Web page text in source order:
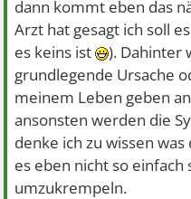
dann kommt eben das
Arzt hat gesagt ich soll
es keins ist
). Dahinter
grundlegende Ursache
meinem Leben geben
ansonsten werden die
denke ich zu wissen
es eben nicht so
umzukrempeln.